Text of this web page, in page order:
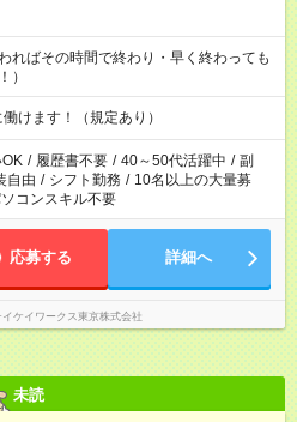
ればその時間で終わり・早く終わっても
）
けます！（規定あり）
OK / 履歴書不要 / 40～50代活躍中 / 副
自由 / シフト勤務 / 10名以上の大量募
コンスキル不要
応募する 詳細へ
イケイワークス東京株式会社
未読